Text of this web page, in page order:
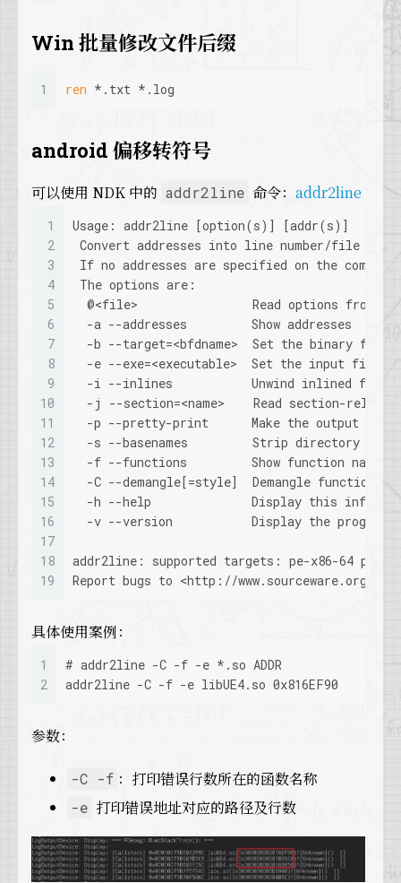
Win 批量修改文件后缀
1 ren *.txt *.log
android 偏移转符号
可以使用 NDK 中的 addr2line 命令： addr2line
1
2
3
4
5
6
7
8
9
10
11
12
13
14
15
16
17
18
19
Usage: addr2line [option(s)] [addr(s)]
Convert addresses into line number/file
If no addresses are specified on the
The options are:
@<file>                Read options from
  -a --addresses         Show addresses
-b --target=<bfdname>  Set the binary file
-e --exe=<executable>  Set the input file
-i --inlines           Unwind inlined
-j --section=<name>    Read section-
-p --pretty-print      Make the output
-s --basenames         Strip directory
  -f --functions         Show function names
-C --demangle[=style]  Demangle function
-h --help              Display this
-v --version           Display the
addr2line: supported targets: pe-x86-64
Report bugs to <http://www.sourceware.org/
具体使用案例：
1
2
# addr2line -C -f -e *.so ADDR
addr2line -C -f -e libUE4.so 0x816EF90
参数：
-C -f ：打印错误行数所在的函数名称
-e 打印错误地址对应的路径及行数